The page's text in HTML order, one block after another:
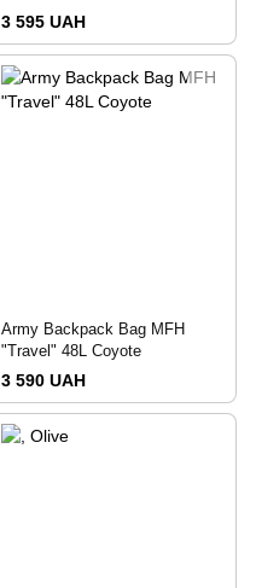
3 595 UAH
Army Backpack Bag MFH
"Travel" 48L Coyote
3 590 UAH